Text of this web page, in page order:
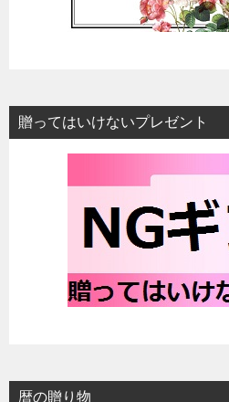
贈ってはいけないプレゼント
暦の贈り物